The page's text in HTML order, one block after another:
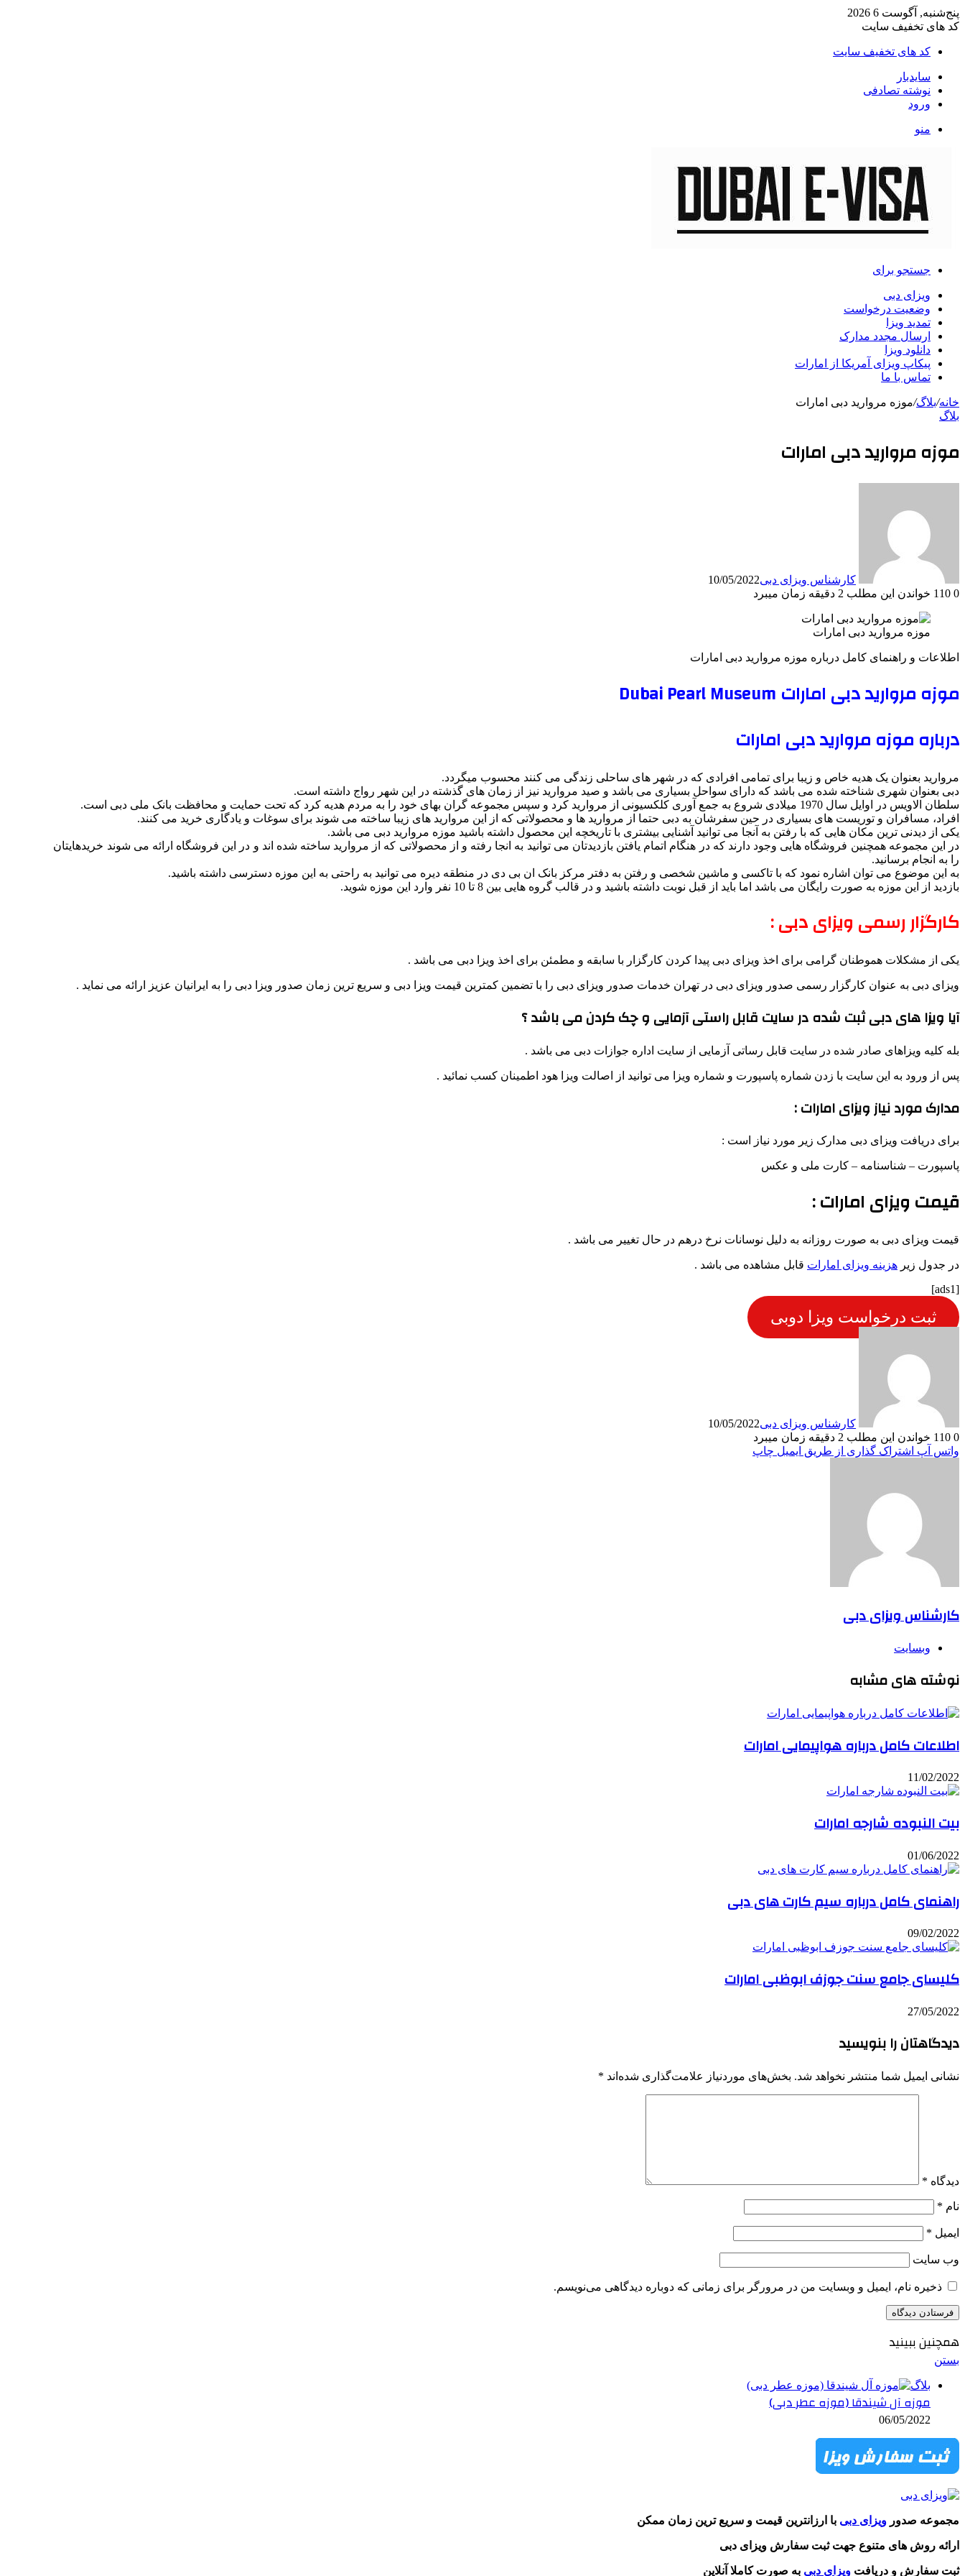
پنج‌شنبه, آگوست 6 2026
کد های تخفیف سایت
کد های تخفیف سایت
سایدبار
نوشته تصادفی
ورود
منو
جستجو برای
ویزای دبی
وضعیت درخواست
تمدید ویزا
ارسال مجدد مدارک
دانلود ویزا
پیکاپ ویزای آمریکا از امارات
تماس با ما
خانه/بلاگ/موزه مروارید دبی امارات
بلاگ
موزه مروارید دبی امارات
کارشناس ویزای دبی10/05/2022
0
خواندن این مطلب 2 دقیقه زمان میبرد
موزه مروارید دبی امارات
اطلاعات و راهنمای کامل درباره موزه مروارید دبی امارات
موزه مروارید دبی امارات Dubai Pearl Museum
درباره موزه مروارید دبی امارات
مروارید بعنوان یک هدیه خاص و زیبا برای تمامی افرادی که در شهر های ساحلی زندگی می کنند محسوب میگردد.
دبی بعنوان شهری شناخته شده می باشد که دارای سواحل بسیاری می باشد و صید مروارید نیز از زمان های گذشته در این شهر رواج داشته است.
سلطان الاویس در اوایل سال 1970 میلادی شروع به جمع آوری کلکسیونی از مروارید کرد و سپس مجموعه گران بهای خود را به مردم هدیه کرد که تحت حمایت و محافظت بانک ملی دبی است.
افراد، مسافران و توریست های بسیاری در حین سفرشان به دبی حتما از مروارید ها و محصولاتی که از این مروارید های زیبا ساخته می شوند برای سوغات و یادگاری خرید می کنند.
یکی از دیدنی ترین مکان هایی که با رفتن به آنجا می توانید آشنایی بیشتری با تاریخچه این محصول داشته باشید موزه مروارید دبی می باشد.
در این مجموعه همچنین فروشگاه هایی وجود دارند که در هنگام اتمام یافتن بازدیدتان می توانید به انجا رفته و از محصولاتی که از مروارید ساخته شده اند و در این فروشگاه ارائه می شوند خریدهایتان
را به انجام برسانید.
به این موضوع می توان اشاره نمود که با تاکسی و ماشین شخصی و رفتن به دفتر مرکز بانک ان بی دی در منطقه دیره می توانید به راحتی به این موزه دسترسی داشته باشید.
بازدید از این موزه به صورت رایگان می باشد اما باید از قبل نوبت داشته باشید و در قالب گروه هایی بین 8 تا 10 نفر وارد این موزه شوید.
کارگزار رسمی ویزای دبی :
یکی از مشکلات هموطنان گرامی برای اخذ ویزای دبی پیدا کردن کارگزار با سابقه و مطمئن برای اخذ ویزا دبی می باشد .
ویزای دبی به عنوان کارگزار رسمی صدور ویزای دبی در تهران خدمات صدور ویزای دبی را با تضمین کمترین قیمت ویزا دبی و سریع ترین زمان صدور ویزا دبی را به ایرانیان عزیز ارائه می نماید .
آیا ویزا های دبی ثبت شده در سایت قابل راستی آزمایی و چک کردن می باشد ؟
بله کلیه ویزاهای صادر شده در سایت قابل رساتی آزمایی از سایت اداره جوازات دبی می باشد .
پس از ورود به این سایت با زدن شماره پاسپورت و شماره ویزا می توانید از اصالت ویزا هود اطمینان کسب نمائید .
مدارک مورد نیاز ویزای امارات :
برای دریافت ویزای دبی مدارک زیر مورد نیاز است :
پاسپورت – شناسنامه – کارت ملی و عکس
قیمت ویزای امارات :
قیمت ویزای دبی به صورت روزانه به دلیل نوسانات نرخ درهم در حال تغییر می باشد .
در جدول زیر هزینه ویزای امارات قابل مشاهده می باشد .
[ads1]
ثبت درخواست ویزا دوبی
کارشناس ویزای دبی10/05/2022
0
خواندن این مطلب 2 دقیقه زمان میبرد
واتس آپ اشتراک گذاری از طریق ایمیل چاپ
کارشناس ویزای دبی
وبسایت
نوشته های مشابه
اطلاعات کامل درباره هواپیمایی امارات
11/02/2022
بیت النبوده شارجه امارات
01/06/2022
راهنمای کامل درباره سیم کارت های دبی
09/02/2022
کلیسای جامع سنت جوزف ابوظبی امارات
27/05/2022
دیدگاهتان را بنویسید
نشانی ایمیل شما منتشر نخواهد شد. بخش‌های موردنیاز علامت‌گذاری شده‌اند *
دیدگاه *
نام *
ایمیل *
وب‌ سایت
ذخیره نام، ایمیل و وبسایت من در مرورگر برای زمانی که دوباره دیدگاهی می‌نویسم.
همچنین ببینید
بستن
بلاگ
موزه آل شیندقا (موزه عطر دبی)
06/05/2022
مجموعه صدور ویزای دبی با ارزانترین قیمت و سریع ترین زمان ممکن
ارائه روش های متنوع جهت ثبت سفارش ویزای دبی
ثبت سفارش و دریافت ویزای دبی به صورت کاملا آنلاین